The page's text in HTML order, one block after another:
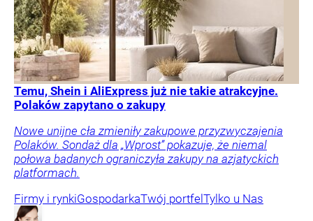
Temu, Shein i AliExpress już nie takie atrakcyjne.
Polaków zapytano o zakupy
Nowe unijne cła zmieniły zakupowe przyzwyczajenia
Polaków. Sondaż dla „Wprost” pokazuje, że niemal
połowa badanych ograniczyła zakupy na azjatyckich
platformach.
Firmy i rynkiGospodarkaTwój portfelTylko u Nas